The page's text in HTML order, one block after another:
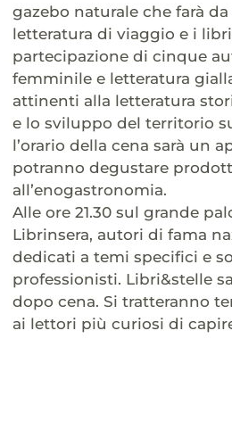
gazebo naturale che farà
letteratura di viaggio e i
partecipazione di cinque
femminile e letteratura
attinenti alla letteratura
e lo sviluppo del territorio
l’orario della cena sarà un
potranno degustare
all’enogastronomia.
Alle ore 21.30 sul grande
Librinsera, autori di fama
dedicati a temi specifici e
professionisti. Libri&stelle
dopo cena. Si tratteranno
ai lettori più curiosi di